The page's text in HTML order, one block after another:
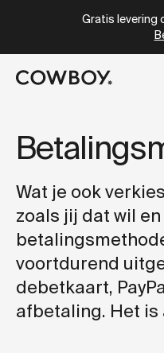
Gratis levering
Wat je ook
zoals jij dat wil
voortdurend
debetkaart,
afbetaling. Het